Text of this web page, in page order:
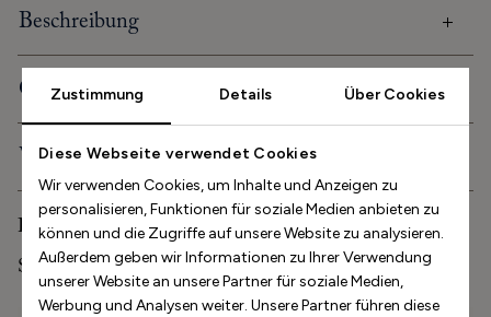
Zustimmung Details Über Cookies
Diese Webseite verwendet Cookies
Wir verwenden Cookies, um Inhalte und Anzeigen zu
personalisieren, Funktionen für soziale Medien anbieten zu
können und die Zugriffe auf unsere Website zu analysieren.
Außerdem geben wir Informationen zu Ihrer Verwendung
unserer Website an unsere Partner für soziale Medien,
Werbung und Analysen weiter. Unsere Partner führen diese
Beschreibung
Orthopädische Eigenschaften
Versand und Lieferung
Pflege und Aufbewahrung
Stinaaj-Studioerfahrung